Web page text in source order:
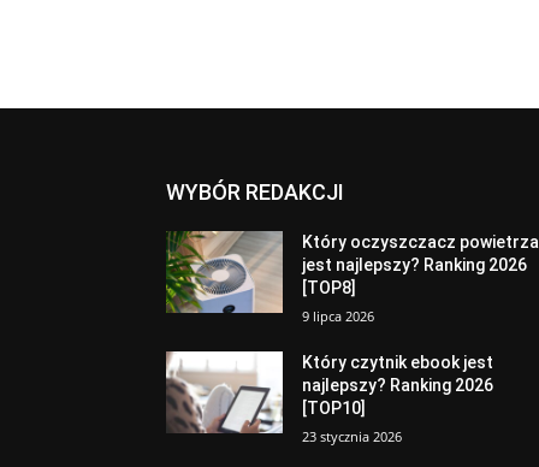
WYBÓR REDAKCJI
Który oczyszczacz powietrza
jest najlepszy? Ranking 2026
[TOP8]
9 lipca 2026
Który czytnik ebook jest
najlepszy? Ranking 2026
[TOP10]
23 stycznia 2026